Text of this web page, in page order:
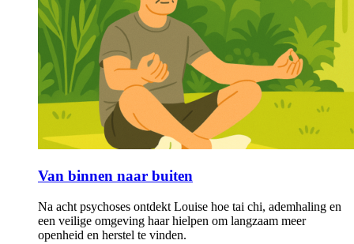
Van binnen naar buiten
Na acht psychoses ontdekt Louise hoe tai chi, ademhaling en
een veilige omgeving haar hielpen om langzaam meer
openheid en herstel te vinden.